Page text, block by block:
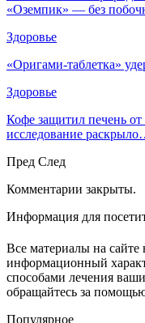
«Оземпик» — без
Здоровье
«Оригами-таблетка»
Здоровье
Кофе защитил печень
исследование
Пред След
Комментарии закрыты.
Информация для
Все материалы на сайте
информационный
способами лечения
обращайтесь за
Популярное